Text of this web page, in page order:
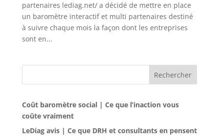
partenaires lediag.net/ a décidé de mettre en place
un baromètre interactif et multi partenaires destiné
à suivre chaque mois la façon dont les entreprises
sont en...
Rechercher
Coût baromètre social | Ce que l’inaction vous
coûte vraiment
LeDiag avis | Ce que DRH et consultants en pensent